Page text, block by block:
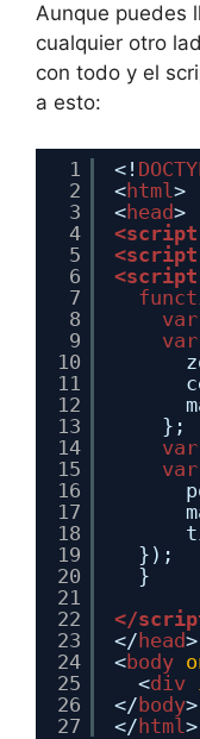
Aunque puedes
cualquier otro
con todo y el
a esto:
1
2
3
4
5
6
7
8
9
10
11
12
13
14
15
16
17
18
19
20
21
22
23
24
25
26
27
<!
<html>
<head>
var
var
};
var
var
});
}
</
</ head>
<body
<div
</ body>
</ html>